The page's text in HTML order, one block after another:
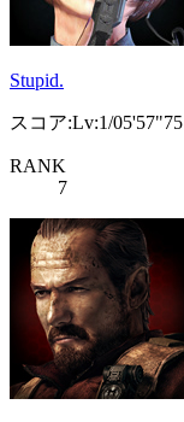
Stupid.
スコア:Lv:1/05'57"75
RANK
7